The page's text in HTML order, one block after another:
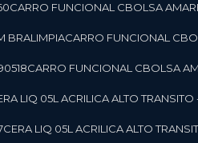
CARRO FUNCIONAL CBOLSA
BRALIMPIA CARRO FUNCIONAL
CARRO FUNCIONAL CBOLSA
LIQ 05L ACRILICA ALTO
CERA LIQ 05L ACRILICA ALTO